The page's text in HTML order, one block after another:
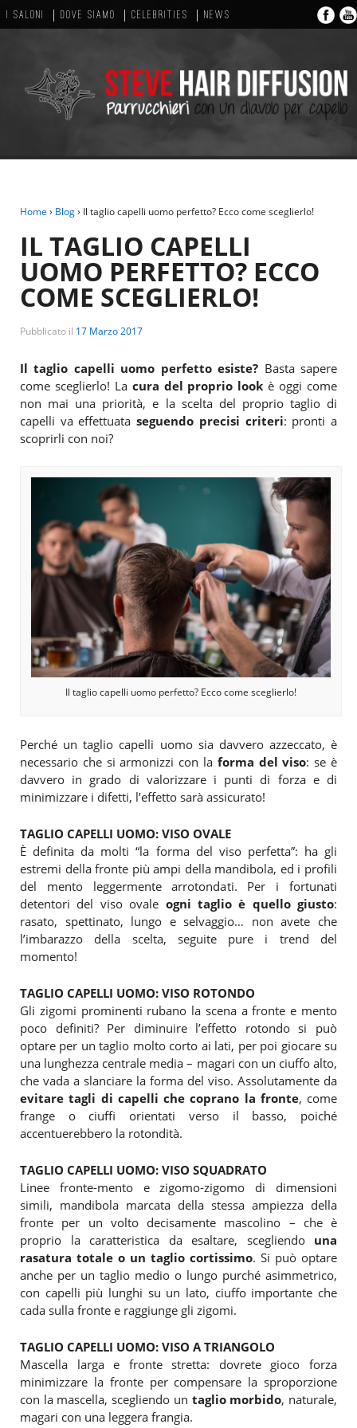
I SALONI DOVE SIAMO CELEBRITIES NEWS
Home › Blog› Il taglio capelli uomo perfetto? Ecco come sceglierlo!
IL TAGLIO CAPELLI
UOMO PERFETTO? ECCO
COME SCEGLIERLO!
Pubblicato il 17 Marzo 2017
Il taglio capelli uomo perfetto esiste? Basta sapere
come sceglierlo! La cura del proprio look è oggi come
non mai una priorità, e la scelta del proprio taglio di
capelli va effettuataseguendo precisi criteri: pronti a
scoprirli con noi?
Il taglio capelli uomo perfetto? Ecco come sceglierlo!
Perché un taglio capelli uomo sia davvero azzeccato, è
necessario che si armonizzi con la forma del viso: se è
davvero in grado di valorizzare i punti di forza e di
minimizzare i difetti, l’effetto sarà assicurato!
TAGLIO CAPELLI UOMO: VISO OVALE
È definita da molti “la forma del viso perfetta”: ha gli
estremi della fronte più ampi della mandibola, ed i profili
del mento leggermente arrotondati. Per i fortunati
detentori del viso ovale ogni taglio è quello giusto:
rasato, spettinato, lungo e selvaggio… non avete che
l’imbarazzo della scelta, seguite pure i trend del
momento!
TAGLIO CAPELLI UOMO: VISO ROTONDO
Gli zigomi prominenti rubano la scena a fronte e mento
poco definiti? Per diminuire l’effetto rotondo si può
optare per un taglio molto corto ai lati, per poi giocare su
una lunghezza centrale media – magari con un ciuffo alto,
che vada a slanciare la forma del viso. Assolutamente da
evitare tagli di capelli che coprano la fronte, come
frange o ciuffi orientati verso il basso, poiché
accentuerebbero la rotondità.
TAGLIO CAPELLI UOMO: VISO SQUADRATO
Linee fronte-mento e zigomo-zigomo di dimensioni
simili, mandibola marcata della stessa ampiezza della
fronte per un volto decisamente mascolino – che è
proprio la caratteristica da esaltare, scegliendo una
rasatura totale o un taglio cortissimo. Si può optare
anche per un taglio medio o lungo purché asimmetrico,
con capelli più lunghi su un lato, ciuffo importante che
cada sulla fronte e raggiunge gli zigomi.
TAGLIO CAPELLI UOMO: VISO A TRIANGOLO
Mascella larga e fronte stretta: dovrete gioco forza
minimizzare la fronte per compensare la sproporzione
con la mascella, scegliendo un taglio morbido, naturale,
magari con una leggera frangia.